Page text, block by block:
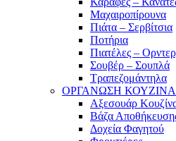
Μαχαιροπίρουνα
Πιάτα – Σερβίτσια
Ποτήρια
Πιατέλες –
Σουβέρ – Σουπλά
Τραπεζομάντηλα
ΟΡΓΑΝΩΣΗ
Αξεσουάρ
Βάζα
Δοχεία Φαγητού